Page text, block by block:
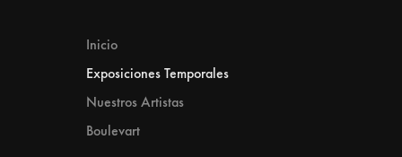
Inicio
Exposiciones Temporales
Nuestros Artistas
Boulevart